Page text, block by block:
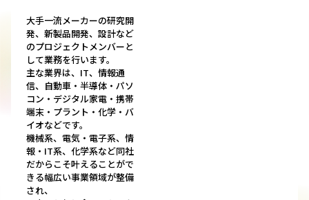
大手一流メーカーの研究開
発、新製品開発、設計など
のプロジェクトメンバーと
して業務を行います。
主な業界は、IT、情報通
信、自動車・半導体・パソ
コン・デジタル家電・携帯
端末・プラント・化学・バ
イオなどです。
機械系、電気・電子系、情
報・IT系、化学系など同社
だからこそ叶えることがで
きる幅広い事業領域が整備
され、